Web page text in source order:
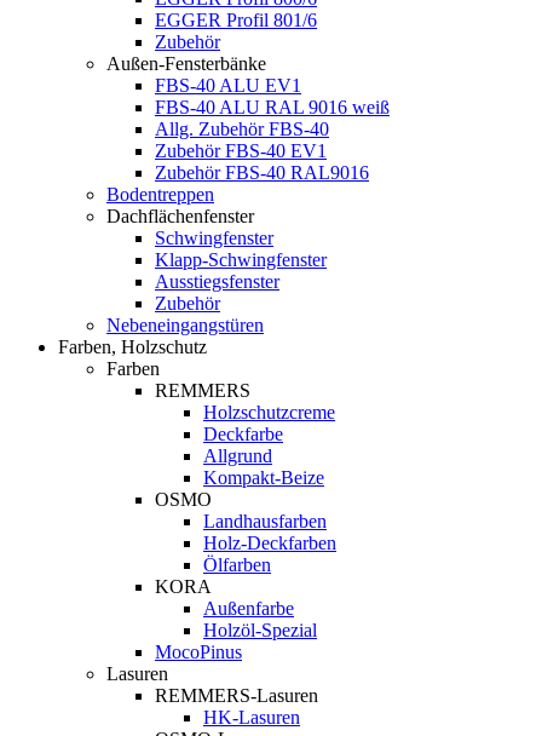
EGGER Profil 801/6
Zubehör
Außen-Fensterbänke
FBS-40 ALU EV1
FBS-40 ALU RAL 9016 weiß
Allg. Zubehör FBS-40
Zubehör FBS-40 EV1
Zubehör FBS-40 RAL9016
Bodentreppen
Dachflächenfenster
Schwingfenster
Klapp-Schwingfenster
Ausstiegsfenster
Zubehör
Nebeneingangstüren
Farben, Holzschutz
Farben
REMMERS
Holzschutzcreme
Deckfarbe
Allgrund
Kompakt-Beize
OSMO
Landhausfarben
Holz-Deckfarben
Ölfarben
KORA
Außenfarbe
Holzöl-Spezial
MocoPinus
Lasuren
REMMERS-Lasuren
HK-Lasuren